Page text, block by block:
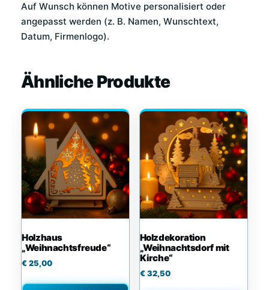
Auf Wunsch können Motive personalisiert oder
angepasst werden (z. B. Namen, Wunschtext,
Datum, Firmenlogo).
Ähnliche Produkte
Holzhaus
„Weihnachtsfreude“
€ 25,00
Holzdekoration
„Weihnachtsdorf mit
Kirche“
€32,50